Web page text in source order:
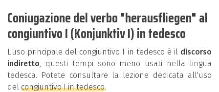
Coniugazione del verbo "herausfliegen" al
congiuntivo I (Konjunktiv I) in tedesco
L'uso principale del congiuntivo I in tedesco è il discorso
indiretto, questi tempi sono meno usati nella lingua
tedesca. Potete consultare la lezione dedicata all'uso
del congiuntivo I in tedesco.